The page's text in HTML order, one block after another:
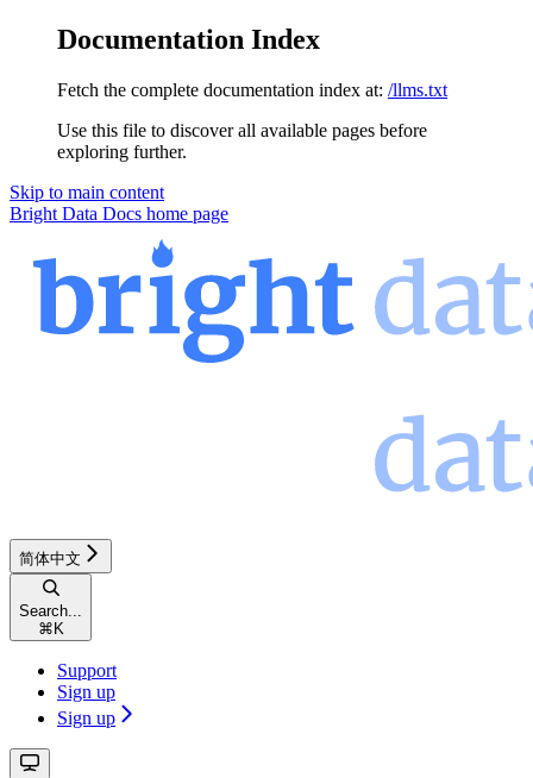
Documentation Index
Fetch the complete documentation index at: /llms.txt
Use this file to discover all available pages before
exploring further.
Skip to main content
Bright Data Docs home page
简体中文
Search...
⌘ K
Support
Sign up
Sign up